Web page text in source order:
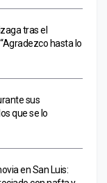
tras el
hasta lo
sus
que se lo
en San Luis: